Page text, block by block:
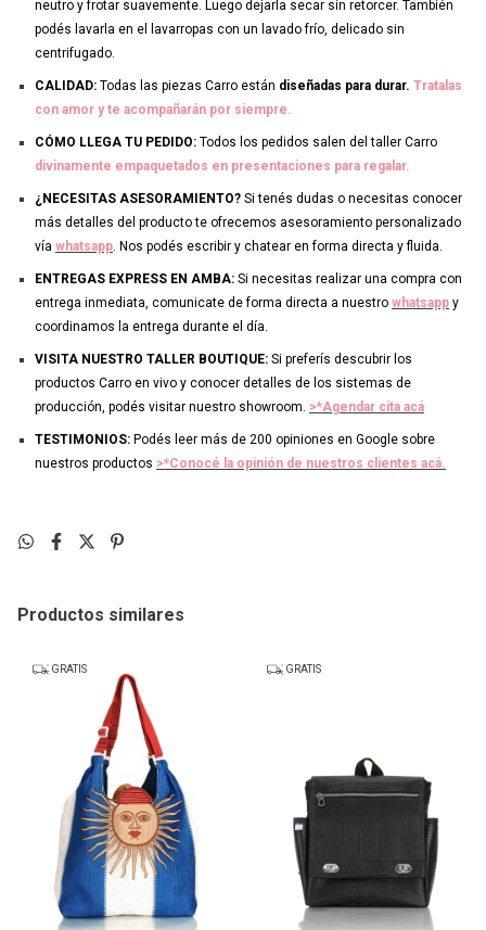
neutro y frotar suavemente. Luego dejarla secar sin retorcer. También
podés lavarla en el lavarropas con un lavado frío, delicado sin
centrifugado.
CALIDAD: Todas las piezas Carro están diseñadas para durar. Tratalas
con amor y te acompañarán por siempre.
CÓMO LLEGA TU PEDIDO: Todos los pedidos salen del taller Carro
divinamente empaquetados en presentaciones para regalar.
¿NECESITAS ASESORAMIENTO? Si tenés dudas o necesitas conocer
más detalles del producto te ofrecemos asesoramiento personalizado
vía whatsapp . Nos podés escribir y chatear en forma directa y fluida.
ENTREGAS EXPRESS EN AMBA: Si necesitas realizar una compra con
entrega inmediata, comunicate de forma directa a nuestro whatsapp y
coordinamos la entrega durante el día.
VISITA NUESTRO TALLER BOUTIQUE: Si preferís descubrir los
productos Carro en vivo y conocer detalles de los sistemas de
producción, podés visitar nuestro showroom. >*Agendar cita acá
TESTIMONIOS: Podés leer más de 200 opiniones en Google sobre
nuestros productos >*Conocé la opinión de nuestros clientes acá.
Productos similares
GRATIS GRATIS